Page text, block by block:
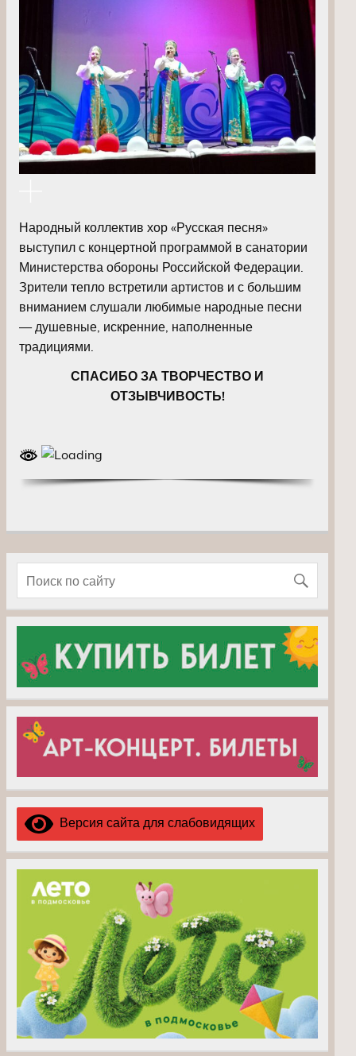
Народный коллектив хор «Русская песня»
выступил с концертной программой в санатории
Министерства обороны Российской Федерации.
Зрители тепло встретили артистов и с большим
вниманием слушали любимые народные песни
— душевные, искренние, наполненные
традициями.
СПАСИБО ЗА ТВОРЧЕСТВО И
ОТЗЫВЧИВОСТЬ!
Версия сайта для слабовидящих